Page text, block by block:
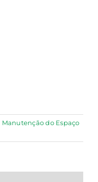
Manutenção do Espaço